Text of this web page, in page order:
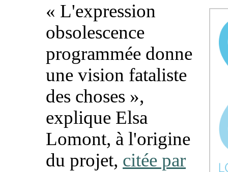
« L'expression
obsolescence
programmée donne
une vision fataliste
des choses »,
explique Elsa
Lomont, à l'origine
du projet, citée par